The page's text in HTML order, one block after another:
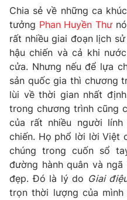
Khán giả
Giải sao mai
Âm nhạc
Sao
Du lịch
Làm đẹp
Chất lượng cuộc sống
Giáo dục
Tuyển sinh
Học trực tuyến
Công nghệ
Hitech Công nghệ tương
Sản phẩm
Thị trường
Tư vấn
Giao lưu trực tuyến
Lịch phát sóng
Chuyên mục khác
Emagazine
Chia sẻ về những ca
tưởng Phan Huyền Thư
rất nhiều giai đoạn lịch
hậu chiến và cả khi
cửa. Nhưng nếu để lựa
sản quốc gia thì chương
lùi về thời gian nhất
trong chương trình cũng
của rất nhiều người
chiến. Họ phổ lời lời Việt
chúng trong cuốn sổ
đường hành quân và
đẹp. Đó là lý do Giai
trọn thời lượng của